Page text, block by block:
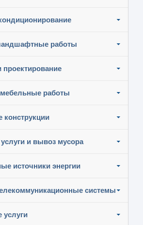
работы
проектирование
работы
и вывоз мусора
источники энергии
системы
услуги